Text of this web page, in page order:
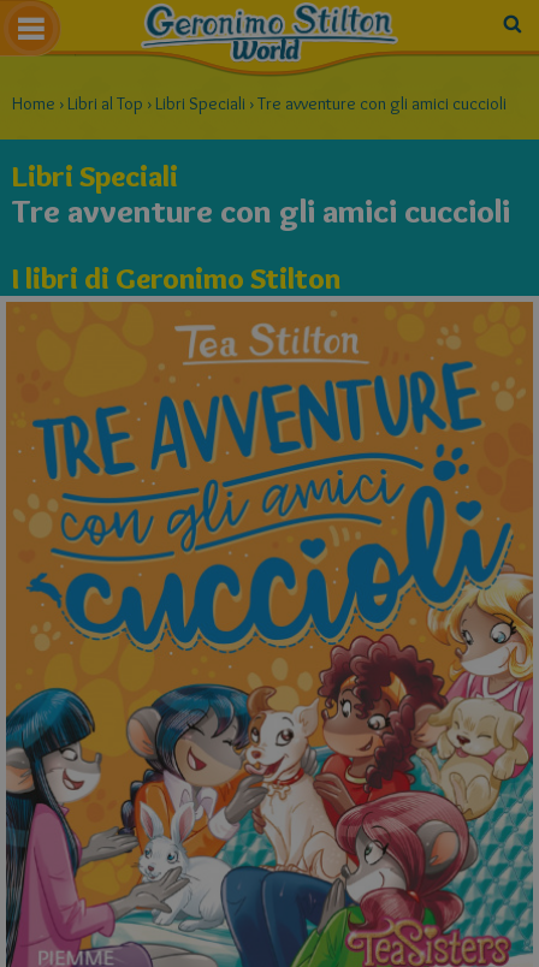
Home › Libri al Top › Libri Speciali ›Tre avventure con gli amici cuccioli
Libri Speciali
Tre avventure con gli amici cuccioli
I libri di Geronimo Stilton